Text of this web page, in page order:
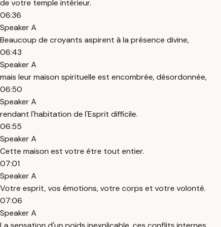
de votre temple intérieur.
06:36
Speaker A
Beaucoup de croyants aspirent à la présence divine,
06:43
Speaker A
mais leur maison spirituelle est encombrée, désordonnée,
06:50
Speaker A
rendant l'habitation de l'Esprit difficile.
06:55
Speaker A
Cette maison est votre être tout entier.
07:01
Speaker A
Votre esprit, vos émotions, votre corps et votre volonté.
07:06
Speaker A